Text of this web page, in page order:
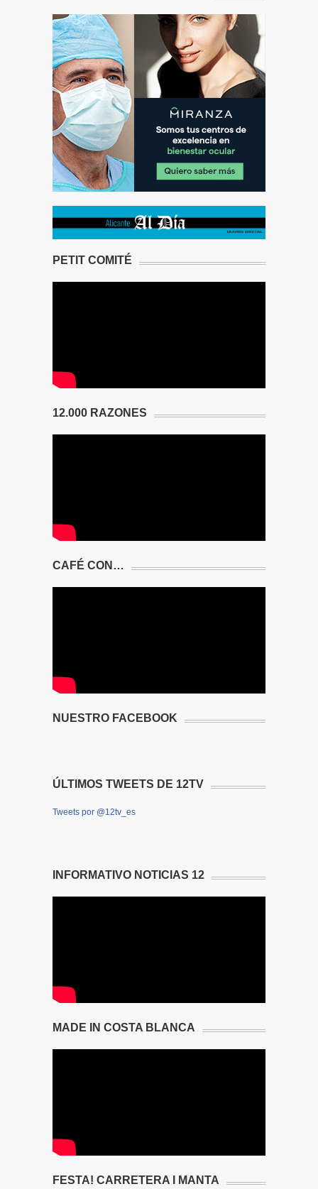
PETIT COMITÉ
12.000 RAZONES
CAFÉ CON…
NUESTRO FACEBOOK
ÚLTIMOS TWEETS DE 12TV
Tweets por @12tv_es
INFORMATIVO NOTICIAS 12
MADE IN COSTA BLANCA
FESTA! CARRETERA I MANTA